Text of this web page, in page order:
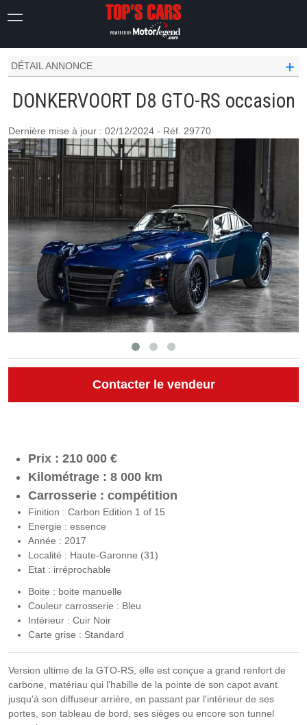
DONKERVOORT OCCASION
GTO-RS
DÉTAIL ANNONCE
+
DONKERVOORT D8 GTO-RS occasion
Dernière mise à jour : 02/12/2024 - Réf. 29770
Prix : 210 000 €
Kilométrage : 8 000 km
Carrosserie : compétition
Finition : Carbon Edition 1 of 15
Energie : essence
Année : 2017
Localité : Haute-Garonne (31)
Etat : irréprochable
Boite : boite manuelle
Couleur carrosserie : Bleu
Intérieur : Cuir Noir
Carte grise : Standard
Contacter le vendeur
Version ultime de la GTO-RS, elle est conçue a grand renfort de
carbone, matériau qui l'habille de la pointe de son capot avant
jusqu'à son diffuseur arrière, en passant par l'intérieur de ses
portes, son tableau de bord, ses sièges ou encore son tunnel